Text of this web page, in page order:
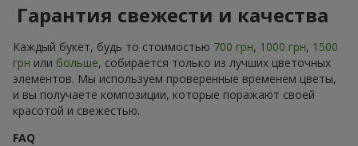
Гарантия свежести и качества
Каждый букет, будь то стоимостью 700 грн, 1000 грн, 1500
грн или больше, собирается только из лучших цветочных
элементов. Мы используем проверенные временем цветы,
и вы получаете композиции, которые поражают своей
красотой и свежестью.
FAQ